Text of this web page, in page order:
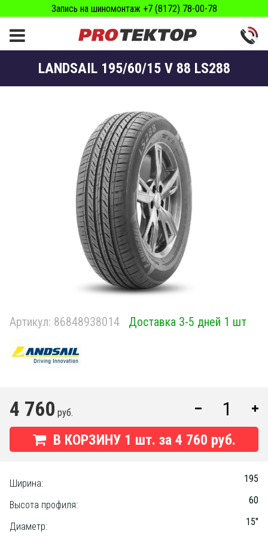
Запись на шиномонтаж +7 (8172) 78-00-78
LANDSAIL 195/60/15 V 88 LS288
Артикул: 86848938014 Доставка 3-5 дней 1 шт
4 760 руб.
В КОРЗИНУ 1 шт. за 4 760 руб.
Ширина: 195
Высота профиля: 60
Диаметр: 15"